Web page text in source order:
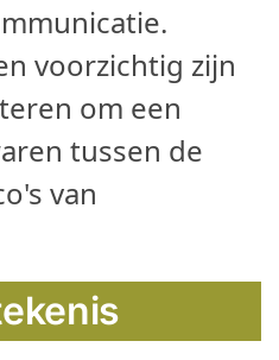
voorzichtig zijn
om een
tussen de
van